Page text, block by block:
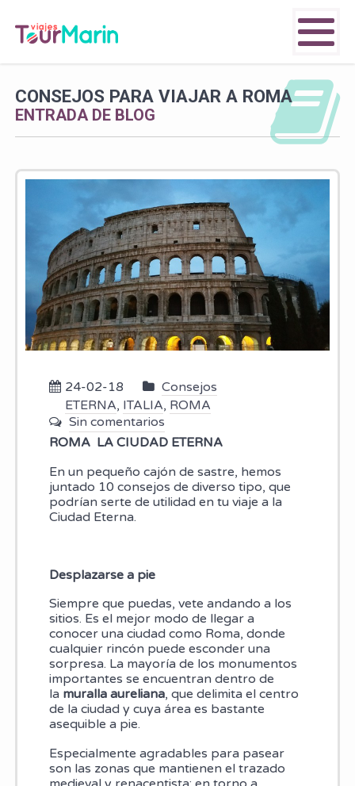
CONSEJOS PARA VIAJAR A ROMA
ENTRADA DE BLOG
24-02-18
Consejos
ETERNA, ITALIA, ROMA
Sin comentarios
ROMA LA CIUDAD ETERNA
En un pequeño cajón de sastre, hemos
juntado 10 consejos de diverso tipo, que
podrían serte de utilidad en tu viaje a la
Ciudad Eterna.
Desplazarse a pie
Siempre que puedas, vete andando a los
sitios. Es el mejor modo de llegar a
conocer una ciudad como Roma, donde
cualquier rincón puede esconder una
sorpresa. La mayoría de los monumentos
importantes se encuentran dentro de
la muralla aureliana, que delimita el centro
de la ciudad y cuya área es bastante
asequible a pie.
Especialmente agradables para pasear
son las zonas que mantienen el trazado